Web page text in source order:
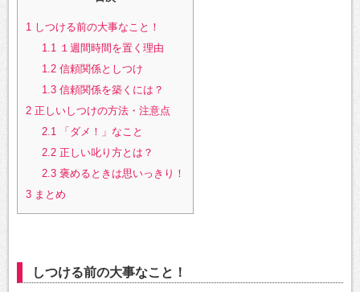
1 しつける前の大事なこと！
1.1１週間時間を置く理由
1.2信頼関係としつけ
1.3信頼関係を築くには？
2 正しいしつけの方法・注意点
2.1「ダメ！」なこと
2.2正しい叱り方とは？
2.3褒めるときは思いっきり！
3 まとめ
しつける前の大事なこと！